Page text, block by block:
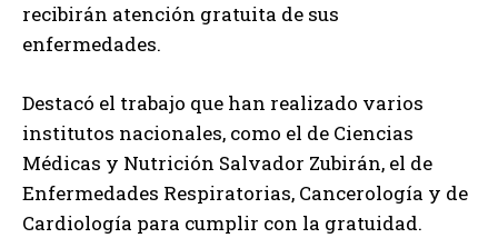
recibirán atención gratuita de sus
enfermedades.
Destacó el trabajo que han realizado varios
institutos nacionales, como el de Ciencias
Médicas y Nutrición Salvador Zubirán, el de
Enfermedades Respiratorias, Cancerología y de
Cardiología para cumplir con la gratuidad.